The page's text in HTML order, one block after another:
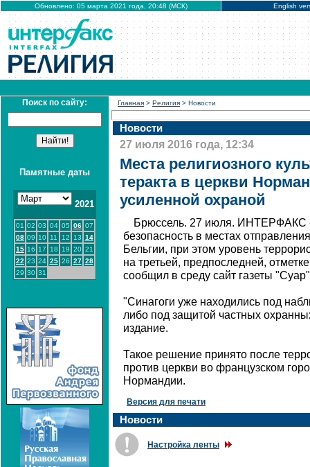
Обновлено: 05 марта 2021 года, 20:48 (МСК) English
Поиск по сайту:
Памятные даты
2021
01 02 03 04 05 06 07
08 09 10 11 12 13 14
15 16 17 18 19 20 21
22 23 24 25 26 27 28
29 30 31
Главная > Религия > Новости
Новости
27 июля 2016 года, 12:34
Места религиозного
теракта в церкви
усиленной охраной
Брюссель. 27 июля. ИНТЕРФАКС
безопасность в местах
Бельгии, при этом уровень
на третьей, предпоследней,
сообщил в среду сайт газеты
"Синагоги уже находились под
либо под защитой частных
издание.
Такое решение принято после
против церкви во французском
Нормандии.
Версия для печати
Новости
Настройка ленты